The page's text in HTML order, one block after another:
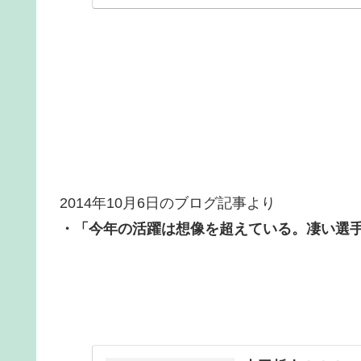
2014年10月6日のブログ記事より
・「今年の活躍は想像を超えている。凄い選